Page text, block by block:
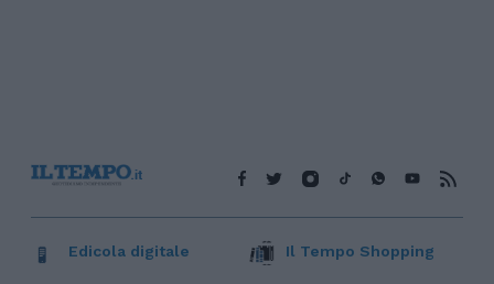
Edicola digitale Il Tempo Shopping